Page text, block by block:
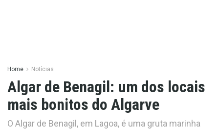
Home Notícias
Algar de Benagil: um dos locais
mais bonitos do Algarve
O Algar de Benagil, em Lagoa, é uma gruta marinha